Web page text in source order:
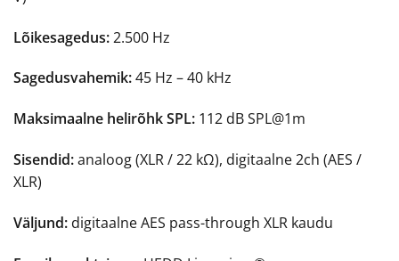
Lõikesagedus:2.500 Hz
Sagedusvahemik:45 Hz – 40 kHz
Maksimaalne helirõhk SPL: 112 dB SPL@1m
Sisendid:analoog (XLR / 22 kΩ), digitaalne 2ch (AES /
XLR)
Väljund: digitaalne AES pass-through XLR kaudu